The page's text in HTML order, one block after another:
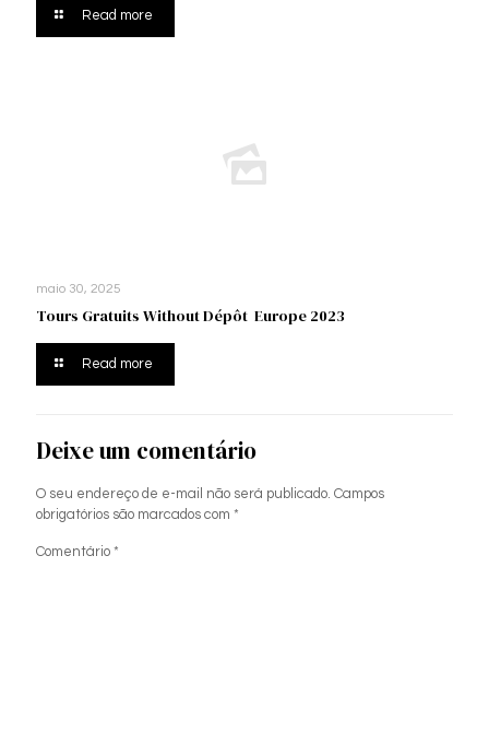
Read more
maio 30, 2025
Tours Gratuits Without Dépôt ️ Europe 2023
Read more
Deixe um comentário
O seu endereço de e-mail não será publicado. Campos
obrigatórios são marcados com *
Comentário *